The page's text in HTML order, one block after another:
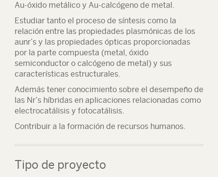
Au-óxido metálico y Au-calcógeno de metal.
Estudiar tanto el proceso de síntesis como la
relación entre las propiedades plasmónicas de los
aunr’s y las propiedades ópticas proporcionadas
por la parte compuesta (metal, óxido
semiconductor o calcógeno de metal) y sus
características estructurales.
Además tener conocimiento sobre el desempeño de
las Nr’s híbridas en aplicaciones relacionadas como
electrocatálisis y fotocatálisis.
Contribuir a la formación de recursos humanos.
Tipo de proyecto